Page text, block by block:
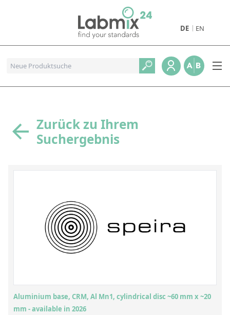
DE EN
Referenzstandards für die Industrie und Geologie
Referenzstandards für die Umweltanalytik
Organische Referenzstandards
Anorganische Referenzstandards
Laborvergleichsuntersuchungen (LVU/PT)
Sonstige Standards
Zurück zu Ihrem
Suchergebnis
Aluminium base, CRM, Al Mn1, cylindrical disc ~60 mm x ~20
mm - available in 2026